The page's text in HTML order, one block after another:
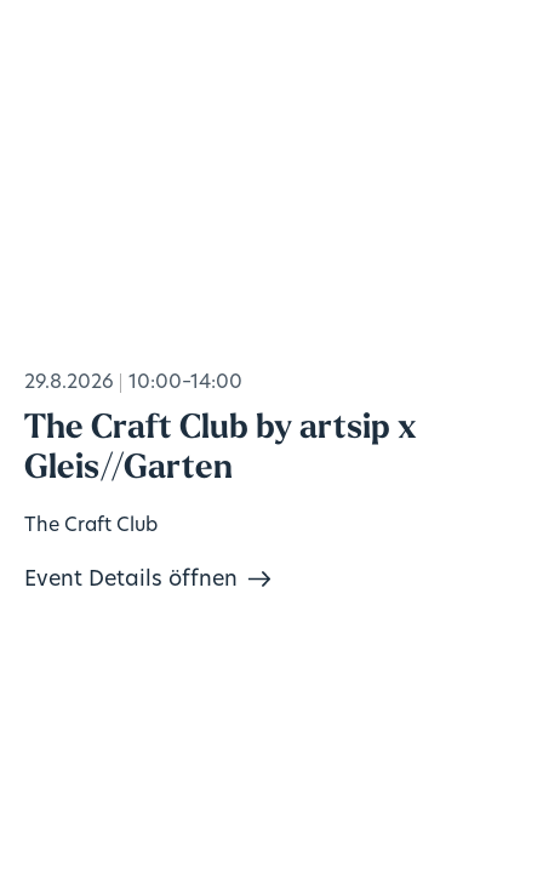
29.8.2026 10:00–14:00
The Craft Club by artsip x
Gleis//Garten
The Craft Club
Event Details öffnen